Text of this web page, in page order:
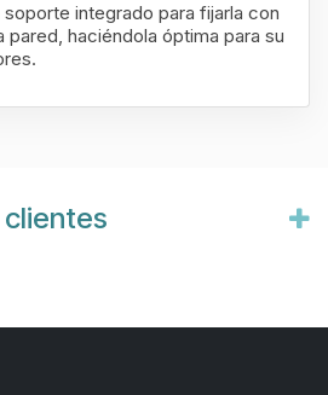
integrado para fijarla con
haciéndola óptima para su
clientes